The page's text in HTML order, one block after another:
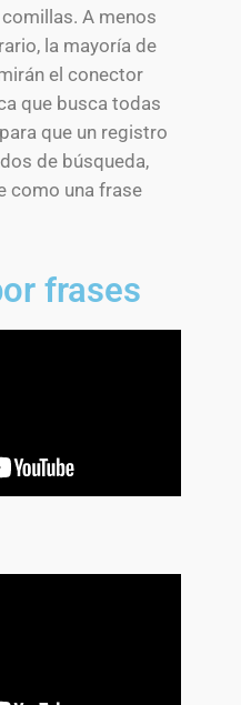
A menos
la mayoría de
el conector
que busca todas
que un registro
de búsqueda,
como una frase
frases